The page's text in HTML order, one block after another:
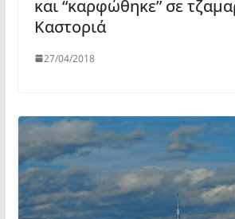
και “καρφώθηκε” σε
Καστοριά
27/04/2018